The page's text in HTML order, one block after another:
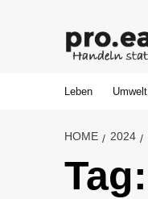
Leben Umwelt
HOME 2024
Tag: